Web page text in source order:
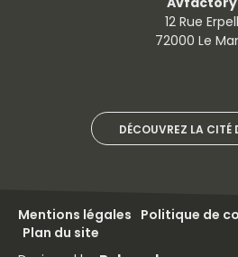
12 Rue Erpell
72000 Le
DÉCOUVREZ LA CITÉ
Mentions légales Politique de
Plan du site